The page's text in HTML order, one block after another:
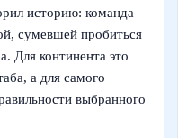
историю: команда
сумевшей пробиться
Для континента это
а для самого
выбранного